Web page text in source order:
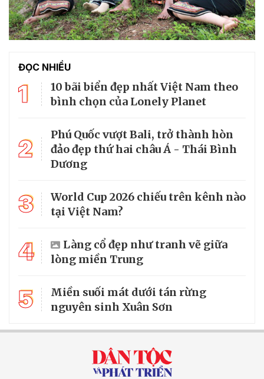
ĐỌC NHIỀU
1
10 bãi biển đẹp nhất Việt Nam theo
bình chọn của Lonely Planet
2
Phú Quốc vượt Bali, trở thành hòn
đảo đẹp thứ hai châu Á - Thái Bình
Dương
3
World Cup 2026 chiếu trên kênh nào
tại Việt Nam?
4
Làng cổ đẹp như tranh vẽ giữa
lòng miền Trung
5
Miền suối mát dưới tán rừng
nguyên sinh Xuân Sơn